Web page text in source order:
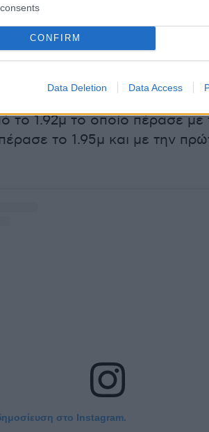
CONFIRM
Data Deletion Data Access
το 1.92μ το οποίο πέρασε
το 1.95μ και με την
στο Instagram.